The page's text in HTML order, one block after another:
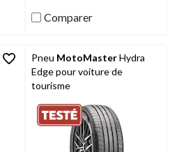
Comparer
Pneu MotoMasterHydra
Edge pour voiture de
tourisme